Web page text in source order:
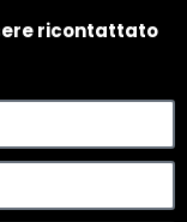
ricontattato